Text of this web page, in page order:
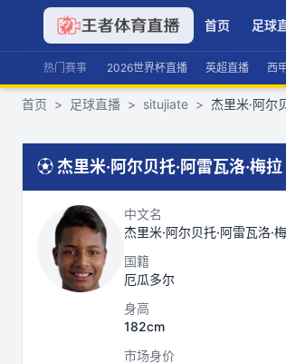
首页 足球
热门赛事 2026世界杯直播 英超直播 西
首页 > 足球直播 > situjiate > 杰里米·阿尔
⚽杰里米·阿尔贝托·阿雷瓦洛·梅拉
中文名
杰里米·阿尔贝托·阿雷瓦洛·
国籍
厄瓜多尔
身高
182cm
市场身价